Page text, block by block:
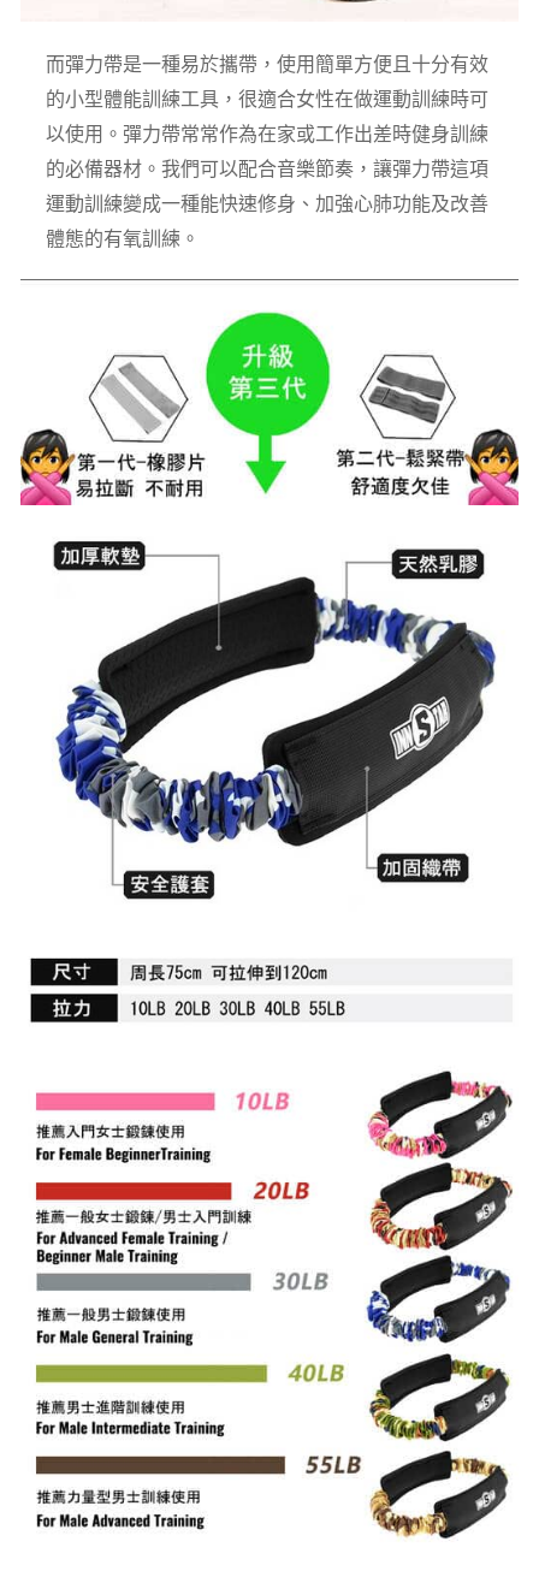
而彈力帶是一種易於攜帶，使用簡單方便且十分有效
的小型體能訓練工具，很適合女性在做運動訓練時可
以使用。彈力帶常常作為在家或工作出差時健身訓練
的必備器材。我們可以配合音樂節奏，讓彈力帶這項
運動訓練變成一種能快速修身、加強心肺功能及改善
體態的有氧訓練。